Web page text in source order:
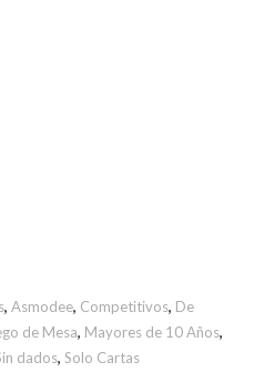
,Asmodee, Competitivos, De
de Mesa, Mayores de 10 Años,
dados,Solo Cartas